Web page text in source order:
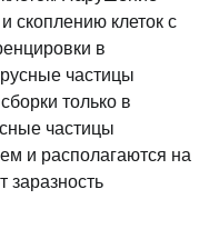
скоплению клеток с
в
частицы
только в
частицы
и располагаются на